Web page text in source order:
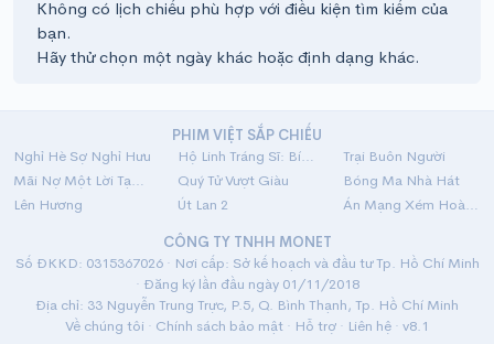
Không có lịch chiếu phù hợp với điều kiện tìm kiếm của
bạn.
Hãy thử chọn một ngày khác hoặc định dạng khác.
PHIM VIỆT SẮP CHIẾU
Nghỉ Hè Sợ Nghỉ Hưu
Hộ Linh Tráng Sĩ: Bí Ẩn Mộ Vua Đinh
Trại Buôn Người
Mãi Nợ Một Lời Tạm Biệt
Quý Tử Vượt Giàu
Bóng Ma Nhà Hát
Lên Hương
Út Lan 2
Án Mạng Xém Hoàn Hảo
CÔNG TY TNHH MONET
Số ĐKKD: 0315367026 · Nơi cấp: Sở kế hoạch và đầu tư Tp. Hồ Chí Minh
· Đăng ký lần đầu ngày 01/11/2018
Địa chỉ: 33 Nguyễn Trung Trực, P.5, Q. Bình Thạnh, Tp. Hồ Chí Minh
Về chúng tôi · Chính sách bảo mật · Hỗ trợ · Liên hệ · v8.1